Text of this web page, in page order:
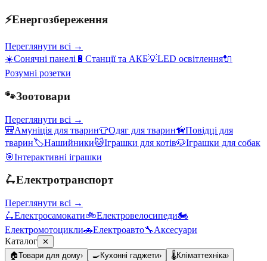
⚡Енергозбереження
Переглянути всі →
☀️Сонячні панелі 🔋 Станції та АКБ💡LED освітлення🔌
Розумні розетки
🐾Зоотовари
Переглянути всі →
🎒Амуніція для тварин👕Одяг для тварин🦮Повідці для
тварин🏷️Нашийники🐱Іграшки для котів🐶Іграшки для собак
🎯Інтерактивні іграшки
🛴Електротранспорт
Переглянути всі →
🛴Електросамокати🚲Електровелосипеди🏍️
Електромотоцикли🚗Електроавто🔧Аксесуари
Каталог ✕
🏠Товари для дому› 🍳Кухонні гаджети› 🌡️Кліматтехніка›